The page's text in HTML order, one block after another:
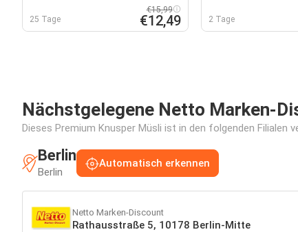
25 Tage
€15,99
€12,49 2 Tage
Nächstgelegene Netto Marken-
Dieses Premium Knusper Müsli ist in den folgenden Filialen
Berlin
Berlin
Automatisch erkennen
Netto Marken-Discount
Rathausstraße 5, 10178 Berlin-Mitte